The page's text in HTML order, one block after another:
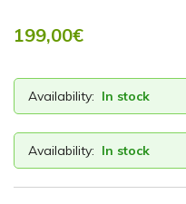
199,00€
Availability: In stock
Availability: In stock